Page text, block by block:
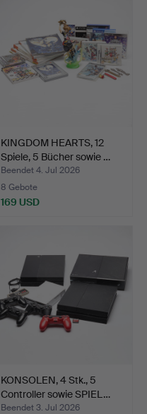
KINGDOM HEARTS, 12
Spiele, 5 Bücher sowie …
Beendet 4. Jul 2026
8 Gebote
169 USD
KONSOLEN, 4 Stk., 5
Controller sowie SPIEL…
Beendet 3. Jul 2026